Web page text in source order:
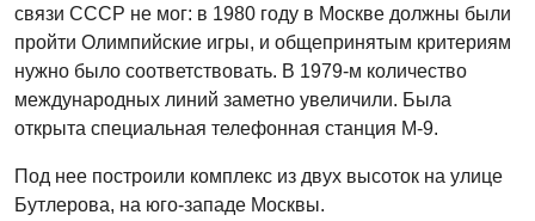
связи СССР не мог: в 1980 году в Москве должны были
пройти Олимпийские игры, и общепринятым критериям
нужно было соответствовать. В 1979-м количество
международных линий заметно увеличили. Была
открыта специальная телефонная станция М-9.
Под нее построили комплекс из двух высоток на улице
Бутлерова, на юго-западе Москвы.